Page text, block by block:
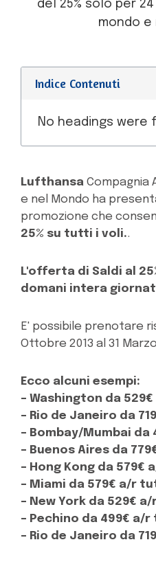
del 25% solo per
mondo e
Indice Contenuti
No headings were
Lufthansa Compagnia
e nel Mondo ha
promozione che
25% su tutti i voli..
L'offerta di Saldi al
domani intera
E' possibile prenotare
Ottobre 2013 al 31
Ecco alcuni esempi:
– Washington da
– Rio de Janeiro da
– Bombay/Mumbai
– Buenos Aires da
– Hong Kong da
– Miami da 579€ a/r
– New York da 529€
– Pechino da 499€ a/
– Rio de Janeiro da